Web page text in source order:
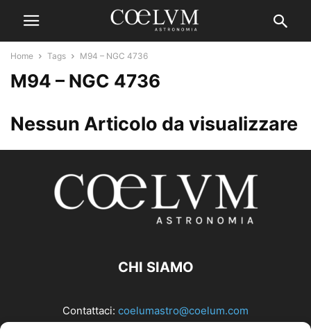
Home Tags M94 – NGC 4736
M94 – NGC 4736
Nessun Articolo da visualizzare
CHI SIAMO
Contattaci: coelumastro@coelum.com